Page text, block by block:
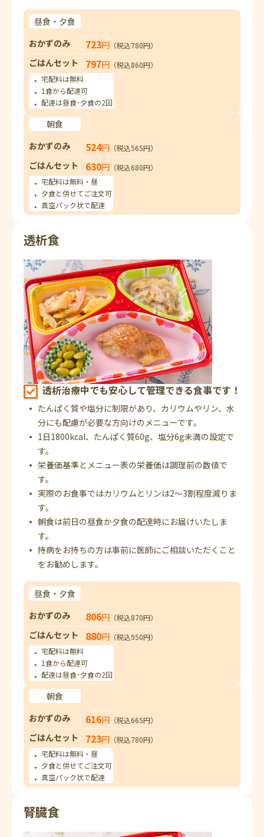
昼食・夕食
おかずのみ
723円 （税込780円）
ごはんセット 797円 （税込860円）
宅配料は無料
1食から配達可
配達は昼食･夕食の2回
朝食
おかずのみ
524円 （税込565円）
ごはんセット 630円 （税込680円）
宅配料は無料・昼
夕食と併せてご注文可
真空パック状で配達
透析食
透析治療中でも安心して管理できる食事です！
たんぱく質や塩分に制限があり、カリウムやリン、水
分にも配慮が必要な方向けのメニューです。
1日1800kcal、たんぱく質60g、塩分6g未満の設定で
す。
栄養価基準とメニュー表の栄養価は調理前の数値で
す。
実際のお食事ではカリウムとリンは2～3割程度減りま
す。
朝食は前日の昼食か夕食の配達時にお届けいたしま
す。
持病をお持ちの方は事前に医師にご相談いただくこと
をお勧めします。
昼食・夕食
おかずのみ
806円 （税込870円）
ごはんセット 880円 （税込950円）
宅配料は無料
1食から配達可
配達は昼食･夕食の2回
朝食
おかずのみ
616円 （税込665円）
ごはんセット 723円 （税込780円）
宅配料は無料・昼
夕食と併せてご注文可
真空パック状で配達
腎臓食